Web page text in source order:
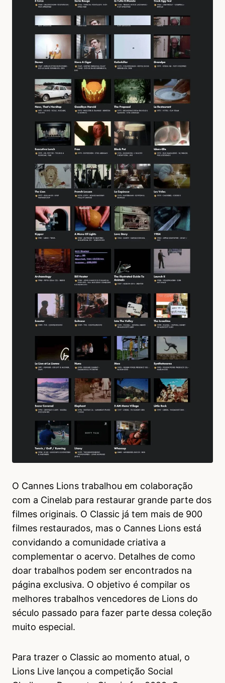
O Cannes Lions trabalhou em colaboração
com a Cinelab para restaurar grande parte dos
filmes originais. O Classic já tem mais de 900
filmes restaurados, mas o Cannes Lions está
convidando a comunidade criativa a
complementar o acervo. Detalhes de como
doar trabalhos podem ser encontrados na
página exclusiva. O objetivo é compilar os
melhores trabalhos vencedores de Lions do
século passado para fazer parte dessa coleção
muito especial.
Para trazer o Classic ao momento atual, o
Lions Live lançou a competição Social